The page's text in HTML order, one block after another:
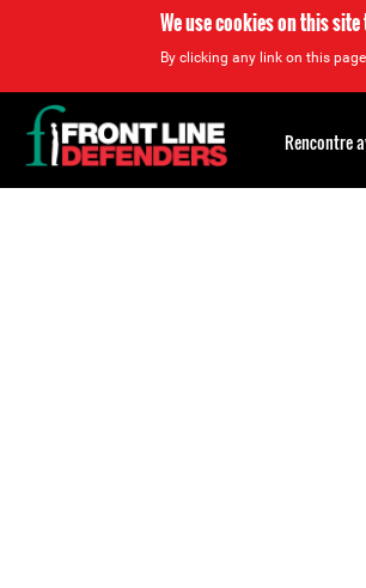
We use cookies on this
By clicking any link on this
Back
to
top
Rencontre